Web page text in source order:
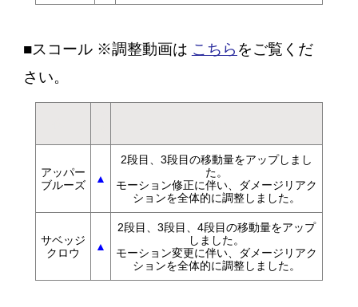
■スコール ※調整動画は こちら をご覧くだ
さい。
アッパー
ブルーズ
▲
2段目、3段目の移動量をアップしまし
た。
モーション修正に伴い、ダメージリアク
ションを全体的に調整しました。
サベッジ
クロウ
▲
2段目、3段目、4段目の移動量をアップ
しました。
モーション変更に伴い、ダメージリアク
ションを全体的に調整しました。